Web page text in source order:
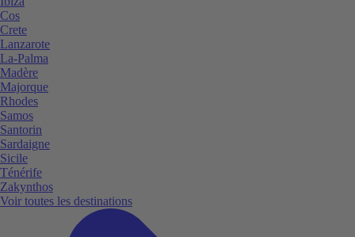
Cos
Crete
Lanzarote
La-Palma
Madère
Majorque
Rhodes
Samos
Santorin
Sardaigne
Sicile
Ténérife
Zakynthos
Voir toutes les destinations